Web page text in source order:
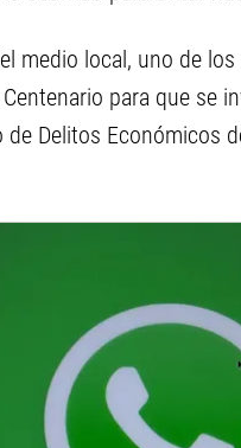
medio local, uno de
para que se
Delitos Económicos